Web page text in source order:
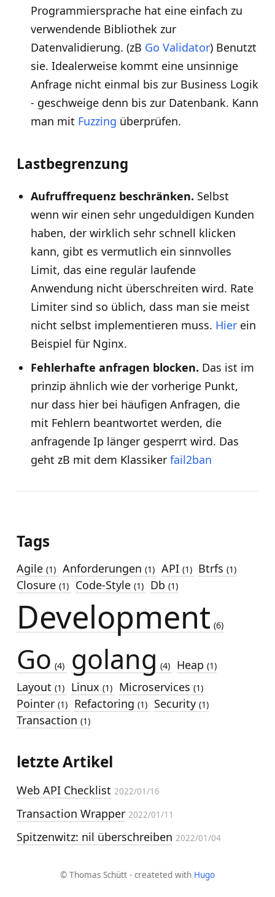
Programmiersprache hat eine einfach zu
verwendende Bibliothek zur
Datenvalidierung. (zB Go Validator) Benutzt
sie. Idealerweise kommt eine unsinnige
Anfrage nicht einmal bis zur Business Logik
- geschweige denn bis zur Datenbank. Kann
man mit Fuzzing überprüfen.
Lastbegrenzung
Aufruffrequenz beschränken. Selbst
wenn wir einen sehr ungeduldigen Kunden
haben, der wirklich sehr schnell klicken
kann, gibt es vermutlich ein sinnvolles
Limit, das eine regulär laufende
Anwendung nicht überschreiten wird. Rate
Limiter sind so üblich, dass man sie meist
nicht selbst implementieren muss. Hierein
Beispiel für Nginx.
Fehlerhafte anfragen blocken. Das ist im
prinzip ähnlich wie der vorherige Punkt,
nur dass hier bei häufigen Anfragen, die
mit Fehlern beantwortet werden, die
anfragende Ip länger gesperrt wird. Das
geht zB mit dem Klassiker fail2ban
Tags
Agile (1) Anforderungen (1) API (1) Btrfs (1)
Closure (1) Code-Style (1) Db (1)
Development (6)
Go (4) golang (4) Heap (1)
Layout (1) Linux (1) Microservices (1)
Pointer (1) Refactoring (1) Security (1)
Transaction (1)
letzte Artikel
Web API Checklist 2022/01/16
Transaction Wrapper 2022/01/11
Spitzenwitz: nil überschreiben 2022/01/04
© Thomas Schütt - createted with Hugo